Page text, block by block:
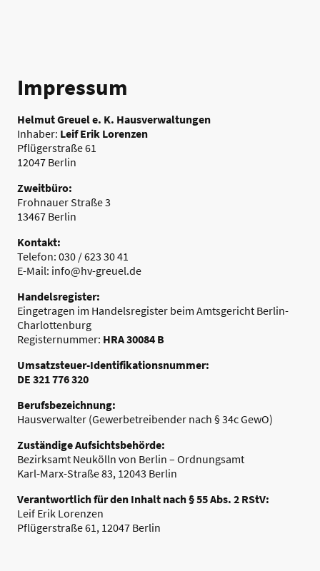
Impressum
Helmut Greuel e. K. Hausverwaltungen
Inhaber: Leif Erik Lorenzen
Pflügerstraße 61
12047 Berlin
Zweitbüro:
Frohnauer Straße 3
13467 Berlin
Kontakt:
Telefon: 030 / 623 30 41
E-Mail: info@hv-greuel.de
Handelsregister:
Eingetragen im Handelsregister beim Amtsgericht Berlin-
Charlottenburg
Registernummer: HRA 30084 B
Umsatzsteuer-Identifikationsnummer:
DE 321 776 320
Berufsbezeichnung:
Hausverwalter (Gewerbetreibender nach § 34c GewO)
Zuständige Aufsichtsbehörde:
Bezirksamt Neukölln von Berlin – Ordnungsamt
Karl-Marx-Straße 83, 12043 Berlin
Verantwortlich für den Inhalt nach § 55 Abs. 2 RStV:
Leif Erik Lorenzen
Pflügerstraße 61, 12047 Berlin